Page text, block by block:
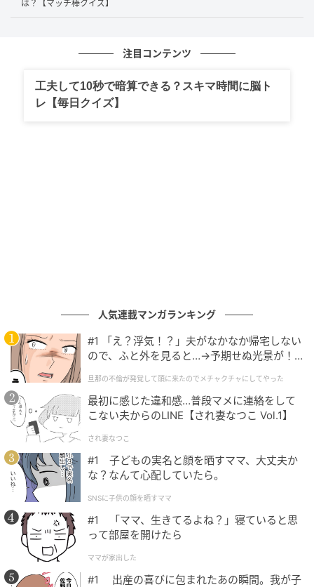
「46」の「6」へ空いているスペースに縦に置くことで
今回は、右辺にある「18」の「8」から縦のマッチ棒
を1本動かして、「46」を「48」にすることで正解と
なります。
まとめ
今回の問題は楽しめたでしょうか？
マッチ棒クイズは、シンプルですが頭の体操となり柔
軟な思考を養うために役立ちます。
一人でも十分楽しめますが、大人数で遊んでみると何
倍も楽しめますよ。
は？【マッチ棒クイズ】
注目コンテンツ
工夫して10秒で暗算できる？スキマ時間に脳ト
レ【毎日クイズ】
人気連載マンガランキング
#1 「え？浮気！？」夫がなかなか帰宅しない
ので、ふと外を見ると…→予期せぬ光景が！
クチャにしてやった
旦那の不倫が発覚して頭に来たのでメチャクチャにしてやった
最初に感じた違和感…普段マメに連絡をして
こない夫からのLINE【され妻なつこ Vol.1】
され妻なつこ
#1 子どもの実名と顔を晒すママ、大丈夫か
な？なんて心配していたら。
SNSに子供の顔を晒すママ
#1 「ママ、生きてるよね？」寝ていると思
って部屋を開けたら
ママが家出した
#1 出産の喜びに包まれたあの瞬間。我が子